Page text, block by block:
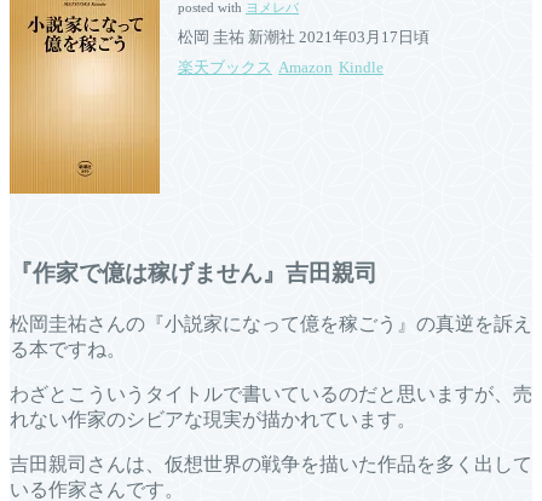
posted with ヨメレバ
松岡 圭祐 新潮社 2021年03月17日頃
楽天ブックス Amazon Kindle
『作家で億は稼げません』吉田親司
松岡圭祐さんの『小説家になって億を稼ごう』の真逆を訴え
る本ですね。
わざとこういうタイトルで書いているのだと思いますが、売
れない作家のシビアな現実が描かれています。
吉田親司さんは、仮想世界の戦争を描いた作品を多く出して
いる作家さんです。